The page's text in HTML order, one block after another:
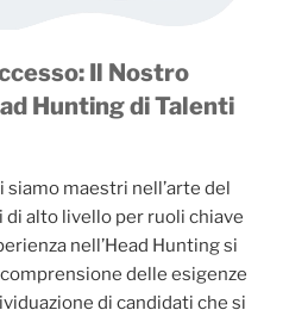
Il Nostro
Hunting di Talenti
maestri nell’arte del
alto livello per ruoli chiave
nell’Head Hunting si
delle esigenze
di candidati che si